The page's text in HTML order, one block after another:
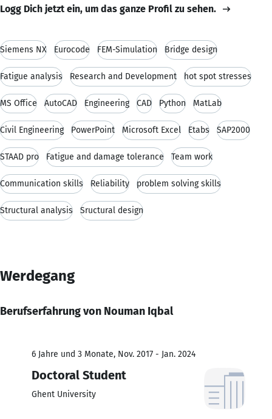
Logg Dich jetzt ein, um das ganze Profil zu sehen.
Siemens NX Eurocode FEM-Simulation Bridge design
Fatigue analysis Research and Development hot spot stresses
MS Office AutoCAD Engineering CAD Python MatLab
Civil Engineering PowerPoint Microsoft Excel Etabs SAP2000
STAAD pro Fatigue and damage tolerance Team work
Communication skills Reliability problem solving skills
Structural analysis Sructural design
Werdegang
Berufserfahrung von Nouman Iqbal
6 Jahre und 3 Monate, Nov. 2017 - Jan. 2024
Doctoral Student
Ghent University